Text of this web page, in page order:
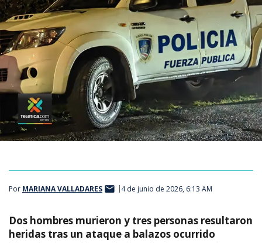
Por MARIANA VALLADARES 4 de junio de 2026, 6:13 AM
Dos hombres murieron y tres personas resultaron
heridas tras un ataque a balazos ocurrido